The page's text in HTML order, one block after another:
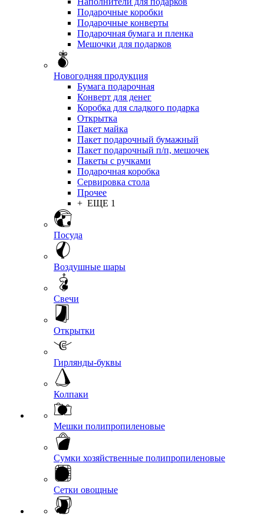
Подарочные коробки
Подарочные конверты
Подарочная бумага и пленка
Мешочки для подарков
Новогодняя продукция
Бумага подарочная
Конверт для денег
Коробка для сладкого подарка
Открытка
Пакет майка
Пакет подарочный бумажный
Пакет подарочный п/п, мешочек
Пакеты с ручками
Подарочная коробка
Сервировка стола
Прочее
+ ЕЩЕ 1
Посуда
Воздушные шары
Свечи
Открытки
Гирлянды-буквы
Колпаки
Мешки полипропиленовые
Сумки хозяйственные полипропиленовые
Сетки овощные